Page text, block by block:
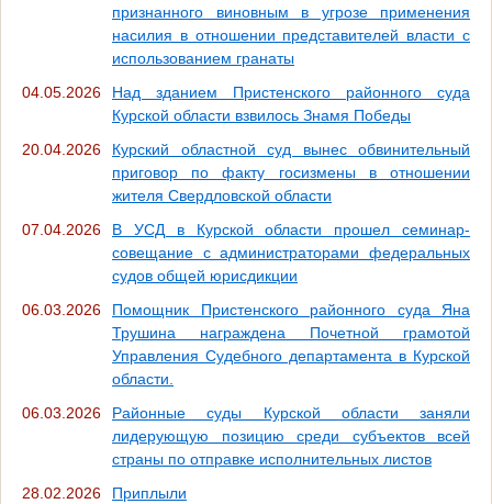
признанного виновным в угрозе применения
насилия в отношении представителей власти с
использованием гранаты
04.05.2026
Над зданием Пристенского районного суда
Курской области взвилось Знамя Победы
20.04.2026
Курский областной суд вынес обвинительный
приговор по факту госизмены в отношении
жителя Свердловской области
07.04.2026
В УСД в Курской области прошел семинар-
совещание с администраторами федеральных
судов общей юрисдикции
06.03.2026
Помощник Пристенского районного суда Яна
Трушина награждена Почетной грамотой
Управления Судебного департамента в Курской
области.
06.03.2026
Районные суды Курской области заняли
лидерующую позицию среди субъектов всей
страны по отправке исполнительных листов
28.02.2026
Приплыли